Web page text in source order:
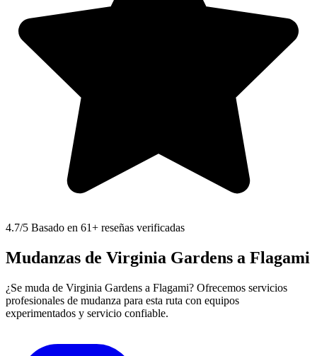
4.7/5 Basado en 61+ reseñas verificadas
Mudanzas de Virginia Gardens a Flagami
¿Se muda de Virginia Gardens a Flagami? Ofrecemos servicios
profesionales de mudanza para esta ruta con equipos
experimentados y servicio confiable.